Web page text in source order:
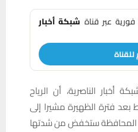
عبر قناة شبكة أخبار
الناصرية، أن الرياح
فترة الظهيرة مشيرا إلى
المحافظة ستخفض من شدتها